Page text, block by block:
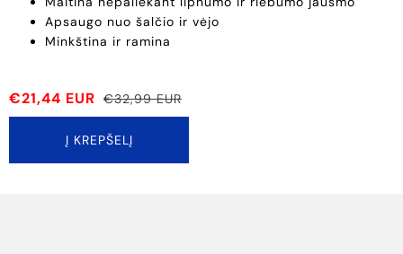
Apsaugo nuo šalčio ir vėjo
Minkština ir ramina
€21,44 EUR €32,99 EUR
Į KREPŠELĮ